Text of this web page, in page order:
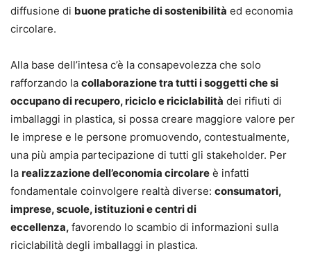
diffusione di buone pratiche di sostenibilità ed economia
circolare.
Alla base dell’intesa c’è la consapevolezza che solo
rafforzando la collaborazione tra tutti i soggetti che si
occupano di recupero, riciclo e riciclabilità dei rifiuti di
imballaggi in plastica, si possa creare maggiore valore per
le imprese e le persone promuovendo, contestualmente,
una più ampia partecipazione di tutti gli stakeholder. Per
la realizzazione dell’economia circolare è infatti
fondamentale coinvolgere realtà diverse: consumatori,
imprese, scuole, istituzioni e centri di
eccellenza, favorendo lo scambio di informazioni sulla
riciclabilità degli imballaggi in plastica.